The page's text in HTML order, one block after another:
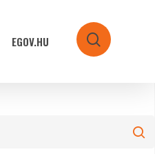
EGOV.HU search